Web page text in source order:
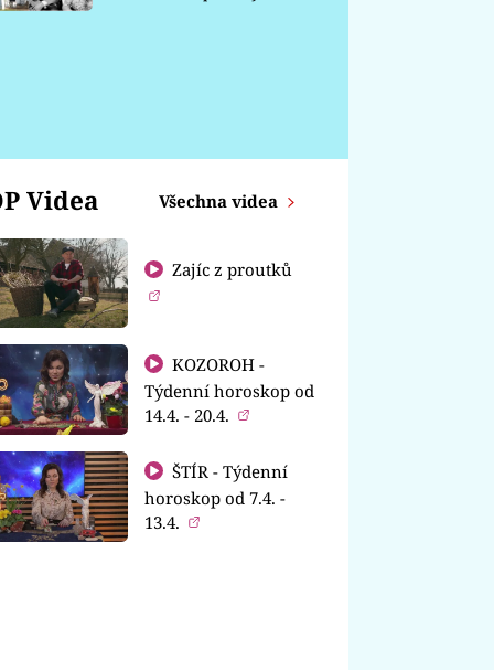
Videa Všechna videa
Zajíc z proutků
KOZOROH -
Týdenní horoskop od
14.4. - 20.4.
ŠTÍR - Týdenní
horoskop od 7.4. -
13.4.